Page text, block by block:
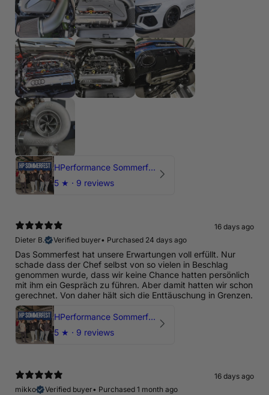
HPerformance Sommerfest 2026
5 ★ · 9 reviews
16 days ago
Dieter B.
Verified buyer• Purchased 24 days ago
Das Sommerfest hat unsere Erwartungen voll erfüllt. Nur
schade dass der Chef selbst von so vielen in Beschlag
genommen wurde, dass wir keine Chance hatten persönlich
mit ihm ein Gespräch zu führen. Aber damit hatten wir schon
gerechnet. Von daher hält sich die Enttäuschung in Grenzen.
HPerformance Sommerfest 2026
5 ★ · 9 reviews
16 days ago
mikko
Verified buyer• Purchased 1 month ago